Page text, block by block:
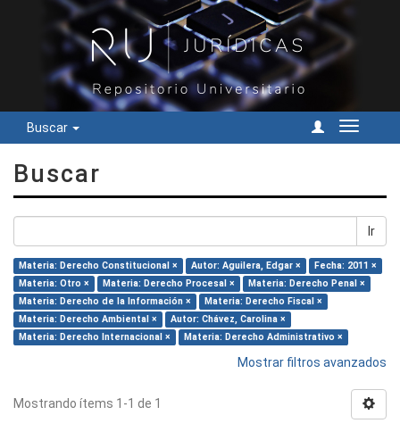
Buscar
Cambiar
Buscar
Ir
Materia: Derecho Constitucional × Autor: Aguilera, Edgar ×
Fecha: 2011 ×
Materia: Otro ×
Materia: Derecho Procesal ×
Materia: Derecho Penal ×
Materia: Derecho de la Información ×
Materia: Derecho Fiscal ×
Materia: Derecho Ambiental ×
Autor: Chávez, Carolina ×
Materia: Derecho Internacional ×
Materia: Derecho Administrativo ×
Mostrar filtros avanzados
Mostrando ítems 1-1 de 1